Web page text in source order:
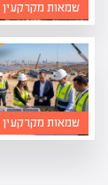
שמאות מקרקעין
שמאות מקרקעין